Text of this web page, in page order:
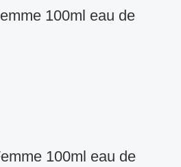
100ml eau de
100ml eau de